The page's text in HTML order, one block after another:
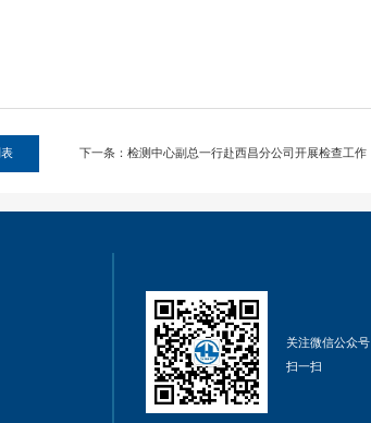
下一条：检测中心副总一行赴西昌分公司开展检查工作
关注微信公众号
扫一扫